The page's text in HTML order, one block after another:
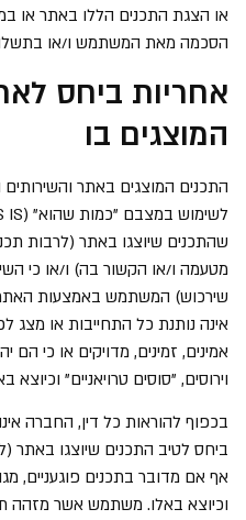
או הצגת התכנים הללו באתר או
הסכמה מאת המשתמש ו/או
אחריות ביחס
המוצגים בו
התכנים המוצגים באתר
לשימוש במצבם "כמות שהוא" (IS
שהתכנים שיוצגו באתר (לרבות
מטעמה ו/או הקשור בה) ו/או כי
שירכוש) המשתמש באמצעות האתר
אינה נותנת כל התחייבות או מצג
אמינים, זמינים, מדויקים או כי הם
וירוסים, "סוסים טרויאניים" וכיוצא
בכפוף להוראות כל דין, החברה
ביחס לטיב התכנים שיוצגו באתר
אף אם מדובר בתכנים פוגעניים,
וכיוצא באלו. משתמש אשר מזהה